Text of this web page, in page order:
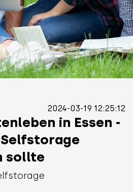
2024-03-19 12:25:12
in Essen -
sollte